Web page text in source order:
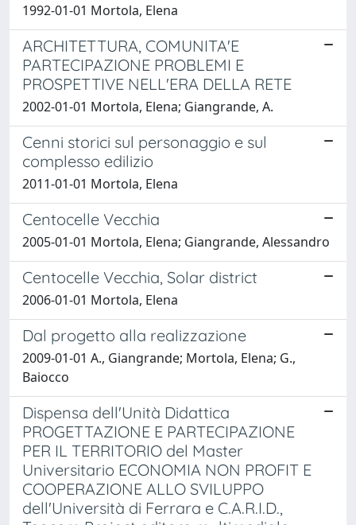
1992-01-01 Mortola, Elena
ARCHITETTURA, COMUNITA'E
PARTECIPAZIONE PROBLEMI E
PROSPETTIVE NELL'ERA DELLA RETE
2002-01-01 Mortola, Elena; Giangrande, A.
Cenni storici sul personaggio e sul
complesso edilizio
2011-01-01 Mortola, Elena
Centocelle Vecchia
2005-01-01 Mortola, Elena; Giangrande, Alessandro
Centocelle Vecchia, Solar district
2006-01-01 Mortola, Elena
Dal progetto alla realizzazione
2009-01-01 A., Giangrande; Mortola, Elena; G.,
Baiocco
Dispensa dell'Unità Didattica
PROGETTAZIONE E PARTECIPAZIONE
PER IL TERRITORIO del Master
Universitario ECONOMIA NON PROFIT E
COOPERAZIONE ALLO SVILUPPO
dell'Università di Ferrara e C.A.R.I.D.,